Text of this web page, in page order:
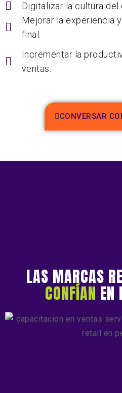
Digitalizar la cultura del
Mejorar la experiencia
final.
Incrementar la
ventas.
CONVERSAR
LAS MARCAS
CONFÍAN EN